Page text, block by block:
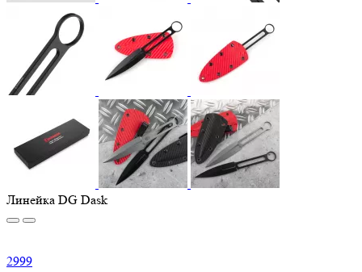
Линейка DG Dask
2999